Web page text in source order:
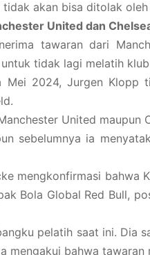
akan bisa ditolak
United dan
tawaran dari
tidak lagi melatih
Mei 2024, Jurgen Klopp
United maupun
sebelumnya ia
mengkonfirmasi bahwa
Bola Global Red Bull,
pelatih saat ini. Dia
mengakui bahwa